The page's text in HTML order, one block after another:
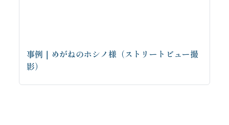
事例｜めがねのホシノ様（ストリートビュー撮
影）